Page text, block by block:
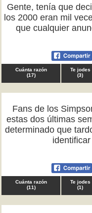
Gente, tenía que
los 2000 eran mil
que cualquier
Cuánta razón
(17)
Te jodes
(3)
Fans de los
estas dos últimas
determinado que
Cuánta razón
(11)
Te jodes
(1)